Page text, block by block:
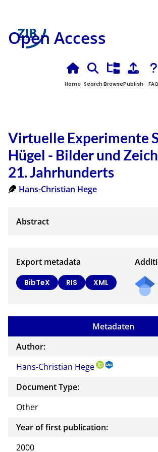
Open Access
Home Search BrowsePublish FAQ
Virtuelle Experimente
Hügel - Bilder und
21. Jahrhunderts
Hans-Christian Hege
Export metadata
BibTeX RIS XML
Metadaten
Author:
Hans-Christian Hege
Document Type:
Other
Year of first publication:
2000